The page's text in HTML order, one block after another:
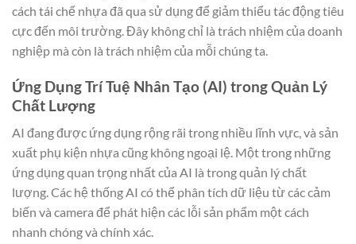
cách tái chế nhựa đã qua sử dụng để giảm thiểu tác động tiêu
cực đến môi trường. Đây không chỉ là trách nhiệm của doanh
nghiệp mà còn là trách nhiệm của mỗi chúng ta.
Ứng Dụng Trí Tuệ Nhân Tạo (AI) trong Quản Lý
Chất Lượng
AI đang được ứng dụng rộng rãi trong nhiều lĩnh vực, và sản
xuất phụ kiện nhựa cũng không ngoại lệ. Một trong những
ứng dụng quan trọng nhất của AI là trong quản lý chất
lượng. Các hệ thống AI có thể phân tích dữ liệu từ các cảm
biến và camera để phát hiện các lỗi sản phẩm một cách
nhanh chóng và chính xác.